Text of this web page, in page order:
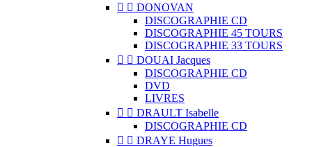
  DONOVAN
DISCOGRAPHIE CD
DISCOGRAPHIE 45 TOURS
DISCOGRAPHIE 33 TOURS
  DOUAI Jacques
DISCOGRAPHIE CD
DVD
LIVRES
  DRAULT Isabelle
DISCOGRAPHIE CD
  DRAYE Hugues